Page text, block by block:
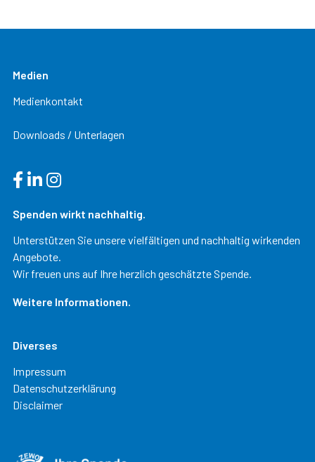
Medien
Medienkontakt
Downloads / Unterlagen
Spenden wirkt nachhaltig.
Unterstützen Sie unsere vielfältigen und nachhaltig wirkenden
Angebote.
Wir freuen uns auf Ihre herzlich geschätzte Spende.
Weitere Informationen.
Diverses
Impressum
Datenschutzerklärung
Disclaimer